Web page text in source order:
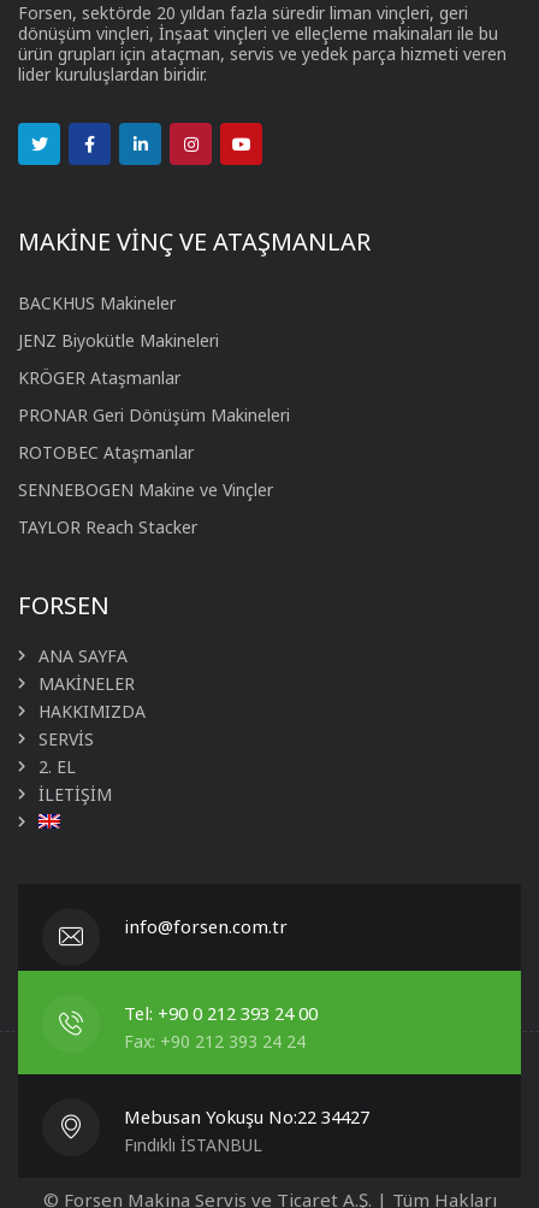
Forsen, sektörde 20 yıldan fazla süredir liman vinçleri, geri
dönüşüm vinçleri, İnşaat vinçleri ve elleçleme makinaları ile bu
ürün grupları için ataçman, servis ve yedek parça hizmeti veren
lider kuruluşlardan biridir.
MAKİNE VİNÇ VE ATAŞMANLAR
BACKHUS Makineler
JENZ Biyokütle Makineleri
KRÖGER Ataşmanlar
PRONAR Geri Dönüşüm Makineleri
ROTOBEC Ataşmanlar
SENNEBOGEN Makine ve Vinçler
TAYLOR Reach Stacker
FORSEN
ANA SAYFA
MAKİNELER
HAKKIMIZDA
SERVİS
2. EL
İLETİŞİM
info@forsen.com.tr
Tel: +90 0 212 393 24 00
Fax: +90 212 393 24 24
Mebusan Yokuşu No:22 34427
Fındıklı İSTANBUL
© Forsen Makina Servis ve Ticaret A.Ş. | Tüm Hakları